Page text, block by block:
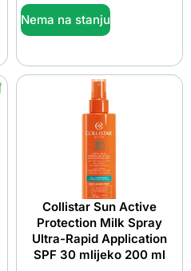
Nema na stanju
Collistar Sun Active
Protection Milk Spray
Ultra-Rapid Application
SPF 30 mlijeko 200 ml